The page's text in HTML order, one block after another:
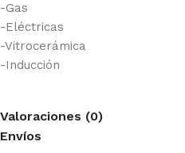
-Gas
-Eléctricas
-Vitrocerámica
-Inducción
Valoraciones (0)
Envíos